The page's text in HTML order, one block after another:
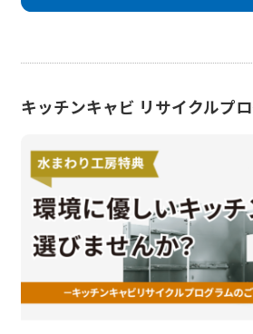
キッチンキャビ リサイクルプ